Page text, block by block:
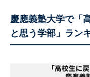
慶應義塾大学で「
と思う学部」ラン